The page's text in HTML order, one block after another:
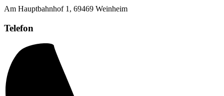
Am Hauptbahnhof 1, 69469 Weinheim
Telefon